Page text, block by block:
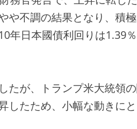
や不調の結果となり、積
日本國債利回りは1.39％
たが、トランプ米大統領
したため、小幅な動きに